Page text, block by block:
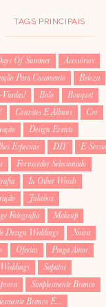
TAGS PRINCIPAIS
Of Summer
Acessórios
Para Casamento
Beleza
Vindas!
Bolo
Bouquet
Convites E Álbuns
Cor
Design Events
Especiais
DIY
E-
Fornecedor Selecionado
In Other Words
Jukebox
Fotografia
Makeup
Design Weddings
Noiva
Ofertas
Pinga Amor
Sapatos
Simplesmente Branco
Branco É...